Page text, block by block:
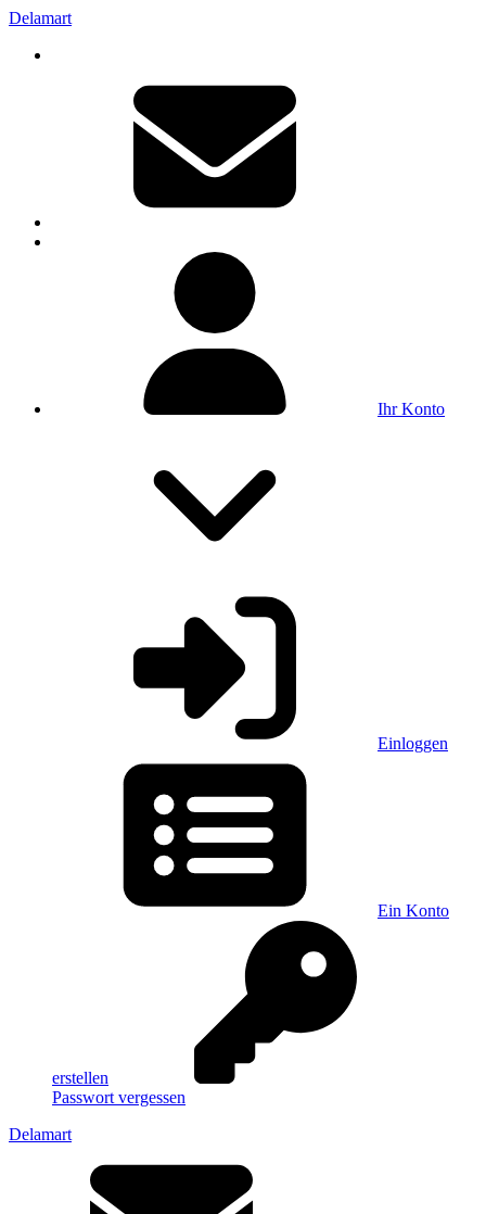
Delamart
Ihr Konto
Einloggen
Ein Konto
erstellen
Passwort vergessen
Delamart